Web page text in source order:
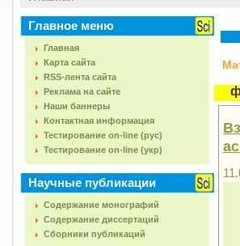
форма
мыслительной
Главное меню
Главная
Карта сайта
RSS-лента сайта
Реклама на сайте
Наши баннеры
Контактная информация
Тестирование on-line (рус)
Тестирование on-line (укр)
Научные публикации
Содержание монографий
Содержание диссертаций
Сборники публикаций